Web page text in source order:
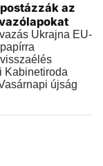
az
Ukrajna EU-
Kabinetiroda
újság